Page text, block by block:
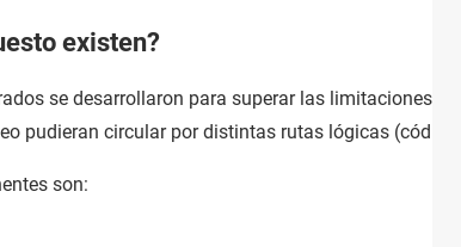
existen?
se desarrollaron para superar las limitaciones de
pudieran circular por distintas rutas lógicas
son: